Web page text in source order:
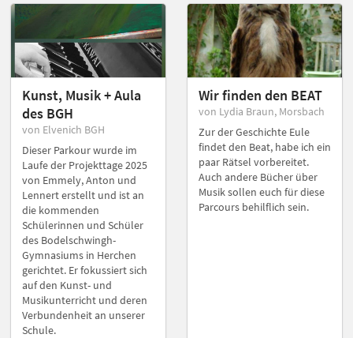
Kunst, Musik + Aula
des BGH
von Elvenich BGH
Dieser Parkour wurde im
Laufe der Projekttage 2025
von Emmely, Anton und
Lennert erstellt und ist an
die kommenden
Schülerinnen und Schüler
des Bodelschwingh-
Gymnasiums in Herchen
gerichtet. Er fokussiert sich
auf den Kunst- und
Musikunterricht und deren
Verbundenheit an unserer
Schule.
Wir finden den BEAT
von Lydia Braun, Morsbach
Zur der Geschichte Eule
findet den Beat, habe ich ein
paar Rätsel vorbereitet.
Auch andere Bücher über
Musik sollen euch für diese
Parcours behilflich sein.